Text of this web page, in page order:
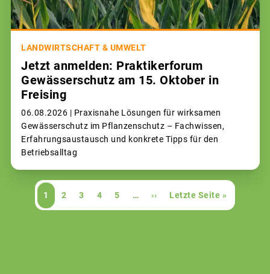
LANDWIRTSCHAFT & UMWELT
Jetzt anmelden: Praktikerforum
Gewässerschutz am 15. Oktober in
Freising
06.08.2026 | Praxisnahe Lösungen für wirksamen
Gewässerschutz im Pflanzenschutz – Fachwissen,
Erfahrungsaustausch und konkrete Tipps für den
Betriebsalltag
Seitennummerierung
Aktuelle
Seite
1 Page
2 Page
3 Page
4 Page
5 …
Nächste
Seite
››
Letzte
Seite
Letzte Seite »